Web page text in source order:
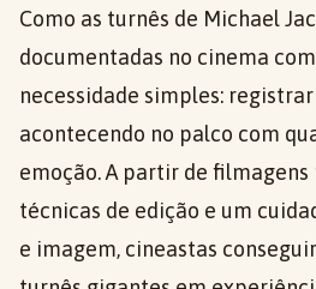
Como as turnês de Michael
documentadas no cinema
necessidade simples:
acontecendo no palco com
emoção. A partir de
técnicas de edição e um
e imagem, cineastas